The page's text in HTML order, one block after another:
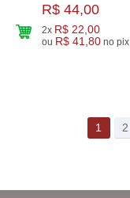
R$ 44,00
2x R$ 22,00
ou R$ 41,80 no pix
1 2